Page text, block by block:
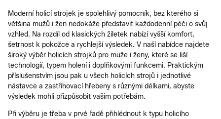
Moderní holicí strojek je spolehlivý pomocník, bez kterého si
většina mužů i žen nedokáže představit každodenní péči o svůj
vzhled. Na rozdíl od klasických žiletek nabízí vyšší komfort,
šetrnost k pokožce a rychlejší výsledek. V naší nabídce najdete
široký výběr holicích strojků pro muže i ženy, které se liší
technologií, typem holení i doplňkovými funkcemi. Praktickým
příslušenstvím jsou pak u všech holicích strojů i jednotlivé
nástavce a zastřihovací hřebeny s různými délkami, abyste
výsledek mohli přizpůsobit vašim potřebám.
Při výběru je třeba v prvé řadě přihlédnout k typu holicího